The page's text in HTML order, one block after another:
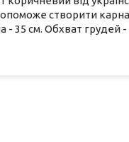
створити
35 см. Обхват грудей -